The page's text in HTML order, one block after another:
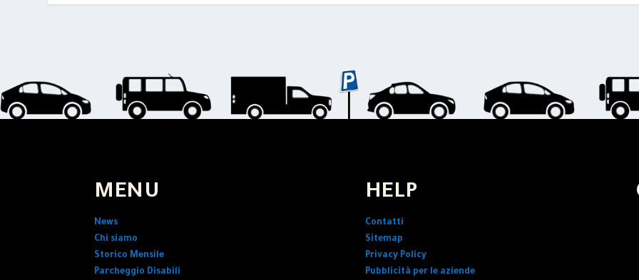
MENU
News
Chi siamo
Storico Mensile
Parcheggio Disabili
HELP
Contatti
Sitemap
Privacy Policy
Pubblicità per le aziende